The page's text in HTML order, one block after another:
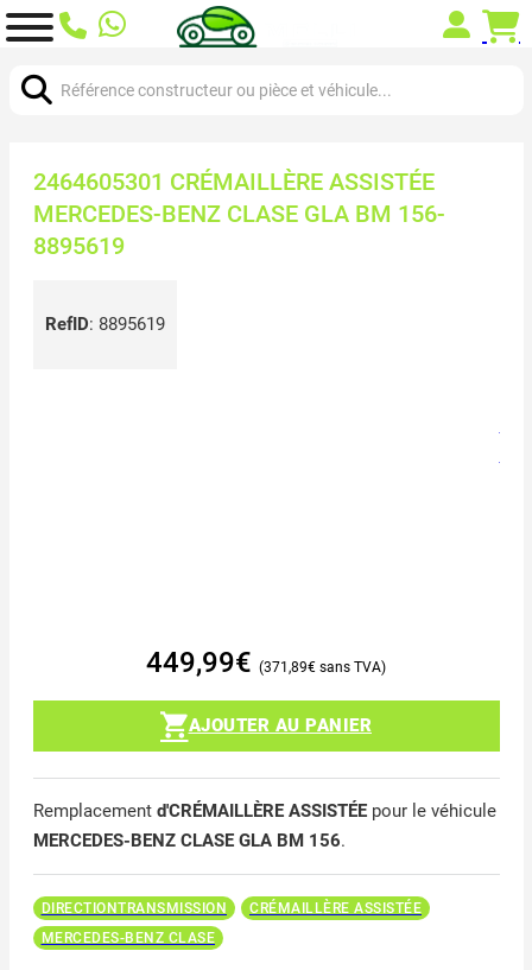
2464605301 CRÉMAILLÈRE ASSISTÉE
MERCEDES-BENZ CLASE GLA BM 156-
8895619
RefID: 8895619
449,99€ 371,89€
AJOUTER AU PANIER
Remplacement d'CRÉMAILLÈRE ASSISTÉEpour le véhicule
MERCEDES-BENZ CLASE GLA BM 156.
DIRECTIONTRANSMISSION
CRÉMAILLÈRE ASSISTÉE
MERCEDES-BENZ CLASE